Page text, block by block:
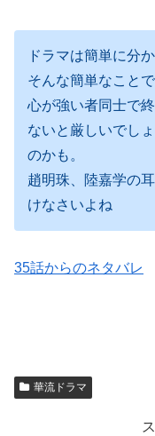
ドラマは簡単に分
そんな簡単なことで
心が強い者同士で
ないと厳しいでし
のかも。
趙明珠、陸嘉学の
けなさいよね
35話からのネタバレ
華流ドラマ